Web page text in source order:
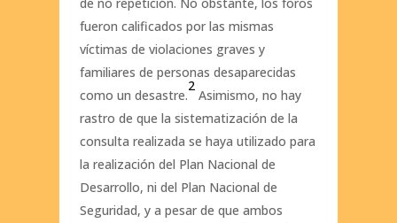
fueron calificados por las mismas
víctimas de violaciones graves y
familiares de personas desaparecidas
como un desastre.
2
Asimismo, no hay
rastro de que la sistematización de la
consulta realizada se haya utilizado para
la realización del Plan Nacional de
Desarrollo, ni del Plan Nacional de
Seguridad, y a pesar de que ambos